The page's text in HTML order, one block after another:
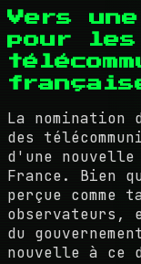
Vers
pour les
La
des
d'une
France. Bien
perçue
observateurs,
du
nouvelle à ce